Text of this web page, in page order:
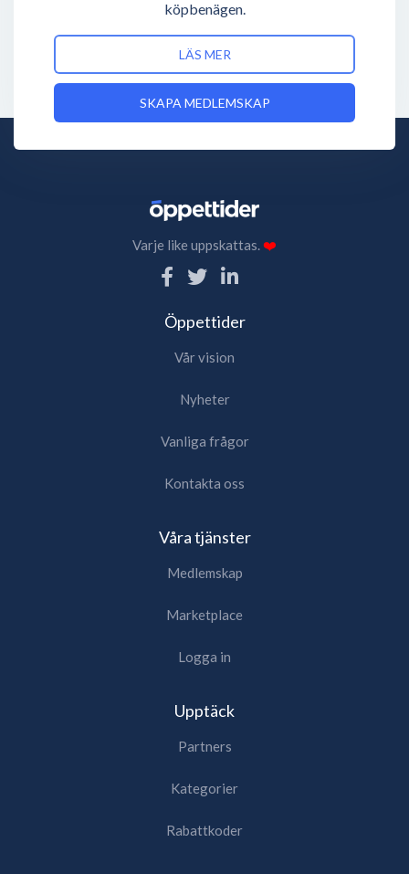
köpbenägen.
LÄS MER
SKAPA MEDLEMSKAP
Varje like uppskattas.❤️
Öppettider
Vår vision
Nyheter
Vanliga frågor
Kontakta oss
Våra tjänster
Medlemskap
Marketplace
Logga in
Upptäck
Partners
Kategorier
Rabattkoder